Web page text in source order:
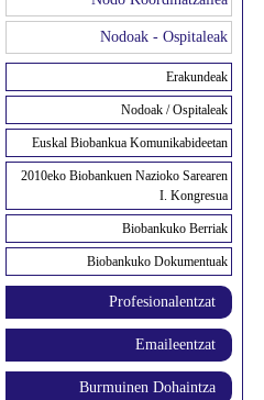
Nodoak - Ospitaleak
Erakundeak
Nodoak / Ospitaleak
Euskal Biobankua Komunikabideetan
2010eko Biobankuen Nazioko Sarearen
I. Kongresua
Biobankuko Berriak
Biobankuko Dokumentuak
Profesionalentzat
Emaileentzat
Burmuinen Dohaintza